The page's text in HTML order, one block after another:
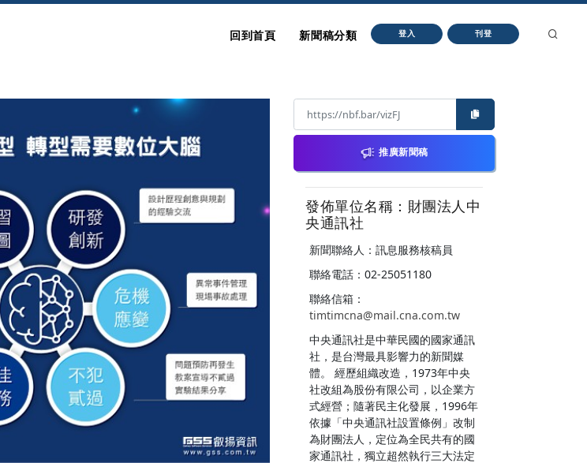
回到首頁 新聞稿分類 登入 刊登
推廣新聞稿
發佈單位名稱：財團法人中
央通訊社
新聞聯絡人：訊息服務核稿員
聯絡電話：02-25051180
聯絡信箱：
timtimcna@mail.cna.com.tw
中央通訊社是中華民國的國家通訊
社，是台灣最具影響力的新聞媒
體。 經歷組織改造，1973年中央
社改組為股份有限公司，以企業方
式經營；隨著民主化發展，1996年
依據「中央通訊社設置條例」改制
為財團法人，定位為全民共有的國
家通訊社，獨立超然執行三大法定